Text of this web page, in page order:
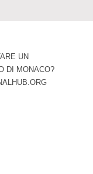
UN
DI MONACO?